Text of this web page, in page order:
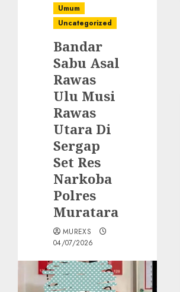
Umum
Uncategorized
Bandar
Sabu Asal
Rawas
Ulu Musi
Rawas
Utara Di
Sergap
Set Res
Narkoba
Polres
Muratara
MUREXS
04/07/2026